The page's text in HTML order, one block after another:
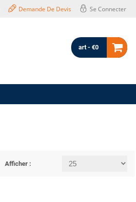
Demande De Devis Se Connecter
art - €0
Afficher :